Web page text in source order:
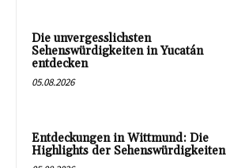
Die unvergesslichsten
Sehenswürdigkeiten in Yucatán
entdecken
05.08.2026
Entdeckungen in Wittmund: Die
Highlights der Sehenswürdigkeiten